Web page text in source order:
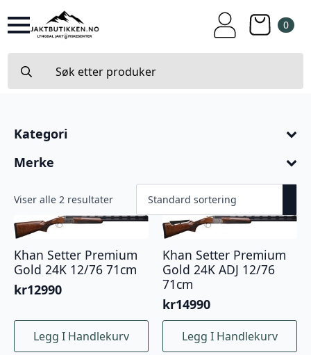
0
for:
Kategori
Merke
Viser alle 2 resultater
Khan Setter Premium
Gold 24K 12/76 71cm
kr12990
Legg I Handlekurv
Khan Setter Premium
Gold 24K ADJ 12/76
71cm
kr14990
Legg I Handlekurv